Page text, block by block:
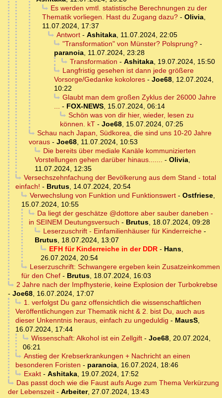
Es werden vmtl. statistische Berechnungen zu der
Thematik vorliegen. Hast du Zugang dazu? - Olivia,
11.07.2024, 17:37
Antwort- Ashitaka, 11.07.2024, 22:05
"Transformation" von Münster? Polsprung?-
paranoia, 11.07.2024, 23:28
Transformation - Ashitaka, 19.07.2024, 15:50
Langfristig gesehen ist dann jede größere
Vorsorge/Gedanke kokolores - Joe68, 12.07.2024,
10:22
Glaubt man dem großen Zyklus der 26000 Jahre
... - FOX-NEWS, 15.07.2024, 06:14
Schön was von dir hier, wieder, lesen zu
können. kT - Joe68, 15.07.2024, 07:25
Schau nach Japan, Südkorea, die sind uns 10-20 Jahre
voraus - Joe68, 11.07.2024, 10:53
Die bereits über mediale Kanäle kommunizierten
Vorstellungen gehen darüber hinaus....... - Olivia,
11.07.2024, 12:35
Versechszehnfachung der Bevölkerung aus dem Stand - total
einfach! - Brutus, 14.07.2024, 20:54
Verwechslung von Funktion und Funktionswert- Ostfriese,
15.07.2024, 10:55
Da liegt der geschätze @dottore aber sauber daneben -
in SEINEM Deutungsversuch - Brutus, 18.07.2024, 09:28
Leserzuschrift - Einfamilienhäuser für Kinderreiche-
Brutus, 18.07.2024, 13:07
EFH für Kinderreiche in der DDR- Hans,
26.07.2024, 20:54
Leserzuschrift: Schwangere ergeben kein Zusatzeinkommen
für den Chef - Brutus, 18.07.2024, 16:03
2 Jahre nach der Impfhysterie, keine Explosion der Turbokrebse
- Joe68, 16.07.2024, 17:07
1. verfolgst Du ganz offensichtlich die wissenschaftlichen
Veröffentlichungen zur Thematik nicht & 2. bist Du, auch aus
dieser Unkenntnis heraus, einfach zu ungeduldig - MausS,
16.07.2024, 17:44
Wissenschaft: Alkohol ist ein Zellgift- Joe68, 20.07.2024,
06:21
Anstieg der Krebserkrankungen + Nachricht an einen
besonderen Foristen - paranoia, 16.07.2024, 18:46
Exakt- Ashitaka, 19.07.2024, 17:52
Das passt doch wie die Faust aufs Auge zum Thema Verkürzung
der Lebenszeit - Arbeiter, 27.07.2024, 13:43